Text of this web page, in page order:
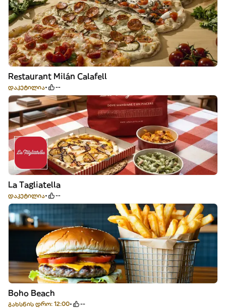
Restaurant Milán Calafell
დაკეტილია --
La Tagliatella
დაკეტილია --
Boho Beach
გახსნის დრო: 12:00 --